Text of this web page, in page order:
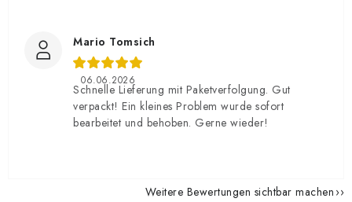
Mario Tomsich
06.06.2026
Schnelle Lieferung mit Paketverfolgung. Gut
verpackt! Ein kleines Problem wurde sofort
bearbeitet und behoben. Gerne wieder!
Weitere Bewertungen sichtbar machen